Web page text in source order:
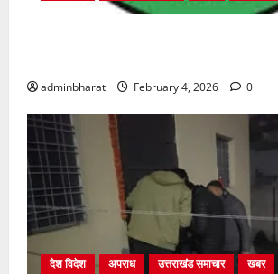
adminbharat February 4, 2026 0
देश विदेश अपराध उत्तराखंड समाचार खबर